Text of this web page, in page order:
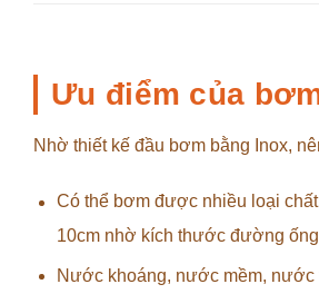
Ưu điểm của
Nhờ thiết kế đầu bơm bằng Inox,
Có thể bơm được nhiều loại
10cm nhờ kích thước đường
Nước khoáng, nước mềm, nước